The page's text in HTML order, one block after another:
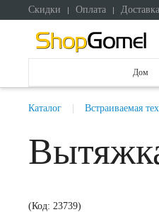
Скидки Оплата Доставка
Дом
Каталог Встраиваемая
(Код: 23739)